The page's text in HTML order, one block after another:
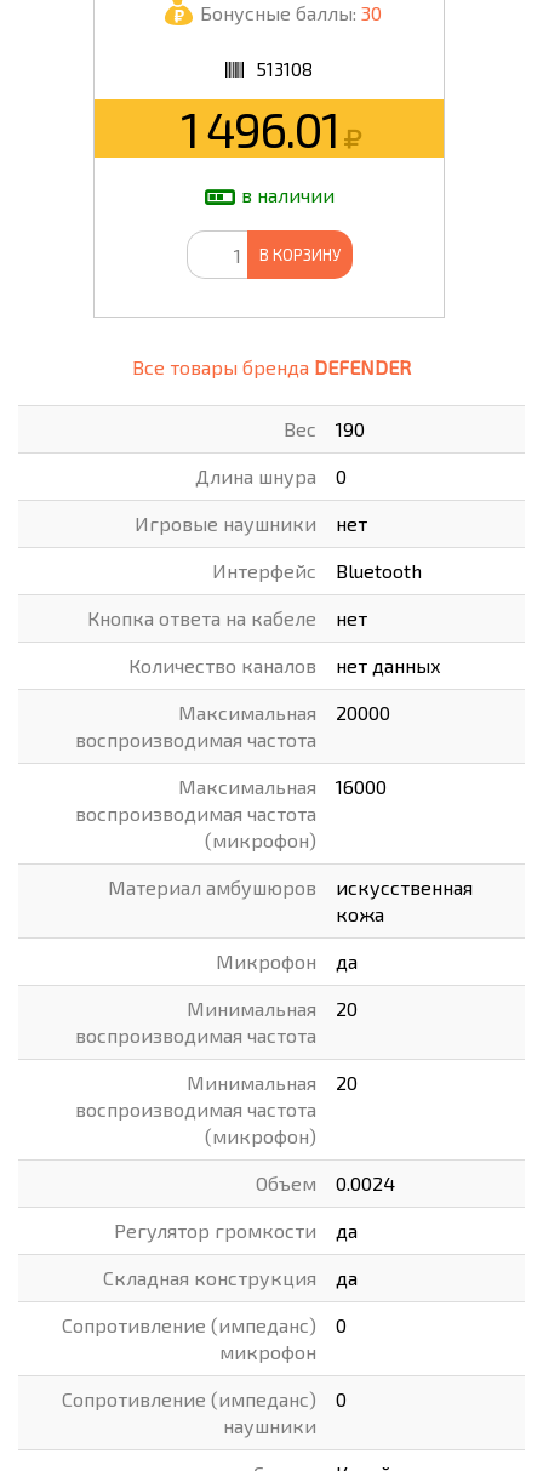
Бонусные баллы: 30
513108
1 496.01
в наличии
В КОРЗИНУ
Все товары бренда DEFENDER
Вес 190
Длина шнура 0
Игровые наушники нет
Интерфейс Bluetooth
Кнопка ответа на кабеле нет
Количество каналов нет данных
Максимальная
воспроизводимая частота
20000
Максимальная
воспроизводимая частота
(микрофон)
16000
Материал амбушюров
искусственная
кожа
Микрофон да
Минимальная
воспроизводимая частота
20
Минимальная
воспроизводимая частота
(микрофон)
20
Объем 0.0024
Регулятор громкости да
Складная конструкция да
Сопротивление (импеданс)
микрофон
0
Сопротивление (импеданс)
наушники
0